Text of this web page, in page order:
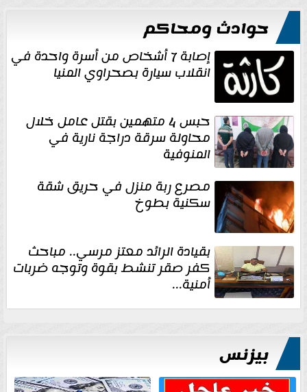
حوادث ومحاكم
إصابة 7 أشخاص من أسرة واحدة في
انقلاب سيارة بصحراوي المنيا
حبس 4 متهمين بقتل عامل خلال
محاولة سرقة دراجة نارية في
المنوفية
مصرع ربة منزل في حريق شقة
سكنية بطوخ
بقيادة الرائد معتز مرسي.. مباحث
كفر صقر تنشط بقوة وتوجه ضربات
أمنية...
بيزنس